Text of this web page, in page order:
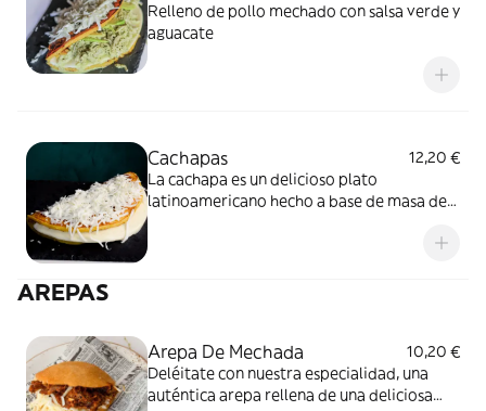
Relleno de pollo mechado con salsa verde y
aguacate
Cachapas
12,20 €
La cachapa es un delicioso plato
latinoamericano hecho a base de masa de
AREPAS
Arepa De Mechada
10,20 €
Deléitate con nuestra especialidad, una
auténtica arepa rellena de una deliciosa